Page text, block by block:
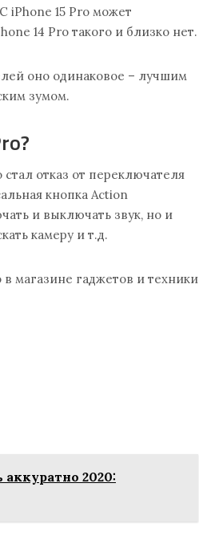
iPhone 15 Pro может
14 Pro такого и близко нет.
оно одинаковое – лучшим
зумом.
отказ от переключателя
кнопка Action
и выключать звук, но и
камеру и т.д.
в магазине гаджетов и техники
2020: